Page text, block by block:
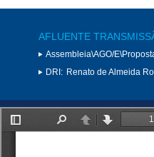
AFLUENTE
Assembleia\AGO/
DRI: Renato de Almeida